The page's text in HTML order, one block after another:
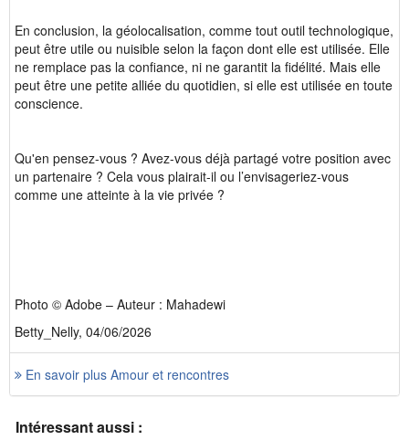
En conclusion, la géolocalisation, comme tout outil technologique,
peut être utile ou nuisible selon la façon dont elle est utilisée. Elle
ne remplace pas la confiance, ni ne garantit la fidélité. Mais elle
peut être une petite alliée du quotidien, si elle est utilisée en toute
conscience.
Qu'en pensez-vous ? Avez-vous déjà partagé votre position avec
un partenaire ? Cela vous plairait-il ou l’envisageriez-vous
comme une atteinte à la vie privée ?
Photo © Adobe – Auteur : Mahadewi
Betty_Nelly, 04/06/2026
En savoir plus Amour et rencontres
Intéressant aussi :